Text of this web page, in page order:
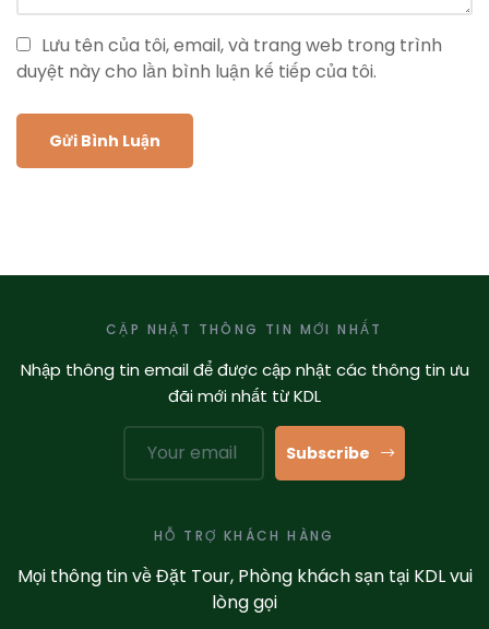
Lưu tên của tôi, email, và trang web trong trình
duyệt này cho lần bình luận kế tiếp của tôi.
CẬP NHẬT THÔNG TIN MỚI NHẤT
Nhập thông tin email để được cập nhật các thông tin ưu
đãi mới nhất từ KDL
Subscribe
HỖ TRỢ KHÁCH HÀNG
Mọi thông tin về Đặt Tour, Phòng khách sạn tại KDL vui
lòng gọi